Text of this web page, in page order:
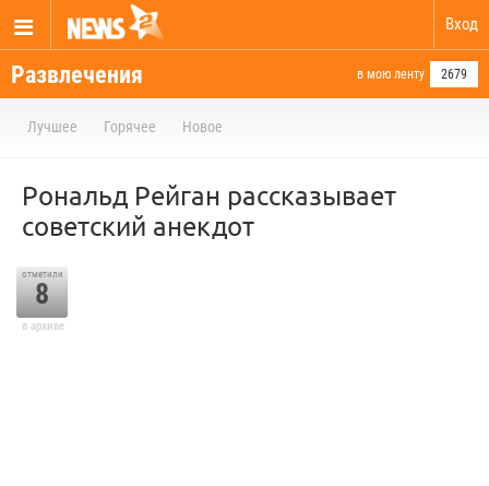
Вход
Развлечения в мою ленту 2679
Лучшее Горячее Новое
Рональд Рейган рассказывает
советский анекдот
отметили
8
в архиве